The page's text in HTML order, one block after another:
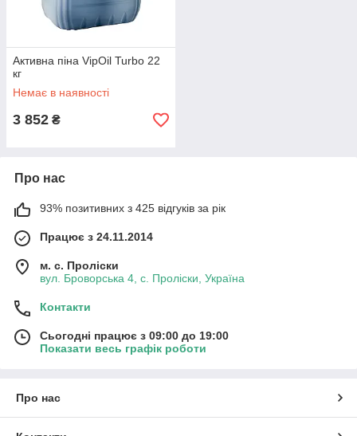
Активна піна VipOil Turbo 22
кг
Немає в наявності
3 852 ₴
Про нас
93% позитивних з 425 відгуків за рік
Працює з 24.11.2014
м. с. Проліски
вул. Броворська 4, с. Проліски, Україна
Контакти
Сьогодні працює з 09:00 до 19:00
Показати весь графік роботи
Про нас